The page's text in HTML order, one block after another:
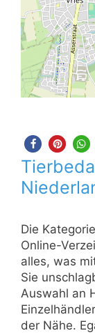
Die
Online-
alles, was
Sie
Auswahl an
der Nähe.